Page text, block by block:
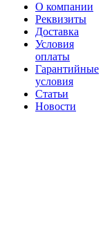
О компании
Реквизиты
Доставка
Условия
оплаты
Гарантийные
условия
Статьи
Новости